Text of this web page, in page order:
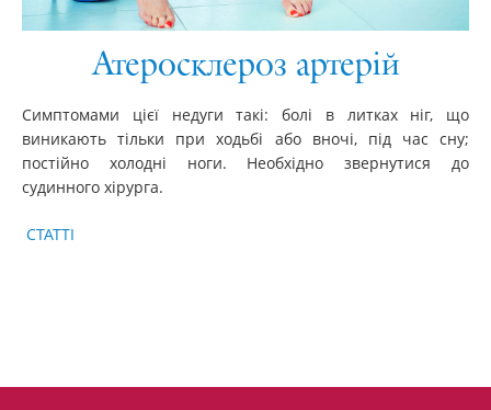
Атеросклероз артерій
Симптомами цієї недуги такі: болі в литках ніг, що
виникають тільки при ходьбі або вночі, під час сну;
постійно холодні ноги. Необхідно звернутися до
судинного хірурга.
КАТЕГОРІЇ
СТАТТІ